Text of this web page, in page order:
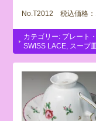
No.T2012 税込価格：
カテゴリー: プレート
SWISS LACE
スープ皿